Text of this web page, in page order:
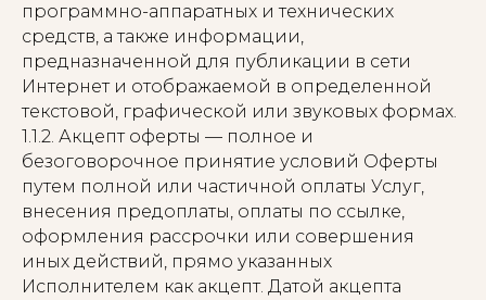
программно-аппаратных и технических
средств, а также информации,
предназначенной для публикации в сети
Интернет и отображаемой в определенной
текстовой, графической или звуковых формах.
1.1.2. Акцепт оферты — полное и
безоговорочное принятие условий Оферты
путем полной или частичной оплаты Услуг,
внесения предоплаты, оплаты по ссылке,
оформления рассрочки или совершения
иных действий, прямо указанных
Исполнителем как акцепт. Датой акцепта